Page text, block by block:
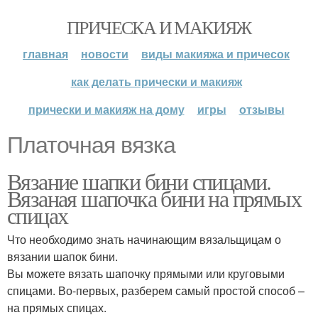
ПРИЧЕСКА И МАКИЯЖ
главная новости
виды макияжа и причесок
как делать прически и макияж
прически и макияж на дому
игры отзывы
Платочная вязка
Вязание шапки бини спицами.
Вязаная шапочка бини на прямых
спицах
Что необходимо знать начинающим вязальщицам о
вязании шапок бини.
Вы можете вязать шапочку прямыми или круговыми
спицами. Во-первых, разберем самый простой способ –
на прямых спицах.